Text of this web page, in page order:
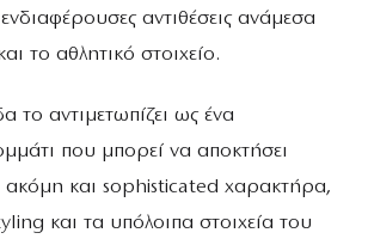
αντιθέσεις ανάμεσα
το αθλητικό στοιχείο.
αντιμετωπίζει ως ένα
που μπορεί να αποκτήσει
και sophisticated χαρακτήρα,
και τα υπόλοιπα στοιχεία του